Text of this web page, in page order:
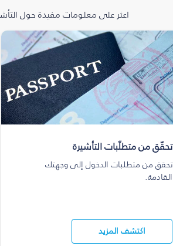
اعثر على معلومات مفيدة حول
تحقّق من متطلّبات التأشيرة
تحقق من متطلبات الدخول إلى وجهتك
القادمة.
اكتشف المزيد